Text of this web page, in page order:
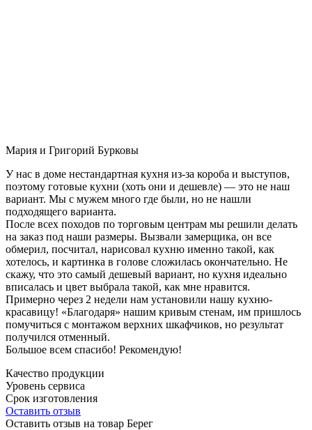
Мария и Григорий Бурковы
У нас в доме нестандартная кухня из-за короба и выступов,
поэтому готовые кухни (хоть они и дешевле) — это не наш
вариант. Мы с мужем много где были, но не нашли
подходящего варианта.
После всех походов по торговым центрам мы решили делать
на заказ под наши размеры. Вызвали замерщика, он все
обмерил, посчитал, нарисовал кухню именно такой, как
хотелось, и картинка в голове сложилась окончательно. Не
скажу, что это самый дешевый вариант, но кухня идеально
вписалась и цвет выбрала такой, как мне нравится.
Примерно через 2 недели нам установили нашу кухню-
красавицу! «Благодаря» нашим кривым стенам, им пришлось
помучиться с монтажом верхних шкафчиков, но результат
получился отменный.
Большое всем спасибо! Рекомендую!
Качество продукции
Уровень сервиса
Срок изготовления
Оставить отзыв
Оставить отзыв на товар Берег